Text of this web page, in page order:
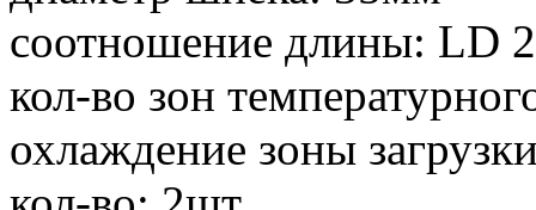
соотношение длины: LD
кол-во зон
охлаждение зоны